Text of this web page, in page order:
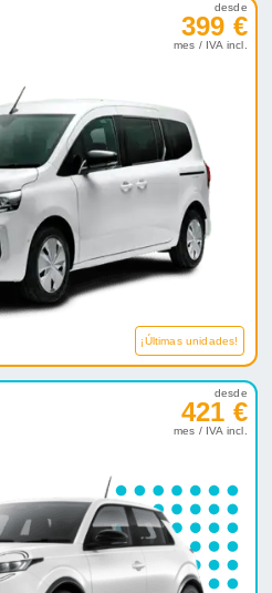
desde
399 €
mes / IVA incl.
¡Últimas unidades!
desde
421 €
mes / IVA incl.